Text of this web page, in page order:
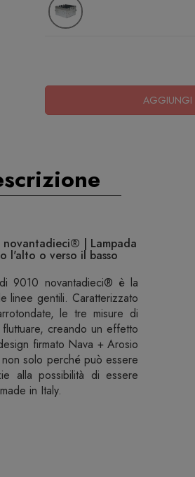
AGGIUNGI
novantadieci® | Lampada
l'alto o verso il basso
di 9010 novantadieci® è la
linee gentili. Caratterizzato
le tre misure di
creando un effetto
firmato Nava + Arosio
solo perché può essere
alla possibilità di essere
in Italy.